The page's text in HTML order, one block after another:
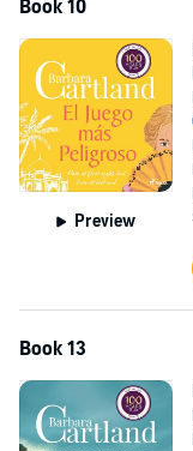
Book 10
Preview
Book 13